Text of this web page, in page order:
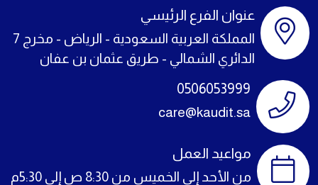
عنوان الفرع الرئيسي
المملكة العربية السعودية - الرياض - مخرج 7
الدائري الشمالي - طريق عثمان بن عفان
0506053999
care@kaudit.sa
مواعيد العمل
من الأحد إلي الخميس من 8:30 ص إلي 5:30م